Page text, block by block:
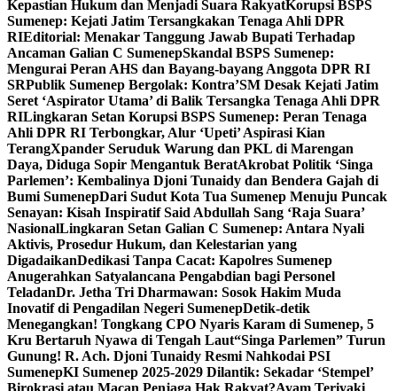
Kepastian Hukum dan Menjadi Suara RakyatKorupsi BSPS
Sumenep: Kejati Jatim Tersangkakan Tenaga Ahli DPR
RIEditorial: Menakar Tanggung Jawab Bupati Terhadap
Ancaman Galian C SumenepSkandal BSPS Sumenep:
Mengurai Peran AHS dan Bayang-bayang Anggota DPR RI
SRPublik Sumenep Bergolak: Kontra’SM Desak Kejati Jatim
Seret ‘Aspirator Utama’ di Balik Tersangka Tenaga Ahli DPR
RILingkaran Setan Korupsi BSPS Sumenep: Peran Tenaga
Ahli DPR RI Terbongkar, Alur ‘Upeti’ Aspirasi Kian
TerangXpander Seruduk Warung dan PKL di Marengan
Daya, Diduga Sopir Mengantuk BeratAkrobat Politik ‘Singa
Parlemen’: Kembalinya Djoni Tunaidy dan Bendera Gajah di
Bumi SumenepDari Sudut Kota Tua Sumenep Menuju Puncak
Senayan: Kisah Inspiratif Said Abdullah Sang ‘Raja Suara’
NasionalLingkaran Setan Galian C Sumenep: Antara Nyali
Aktivis, Prosedur Hukum, dan Kelestarian yang
DigadaikanDedikasi Tanpa Cacat: Kapolres Sumenep
Anugerahkan Satyalancana Pengabdian bagi Personel
TeladanDr. Jetha Tri Dharmawan: Sosok Hakim Muda
Inovatif di Pengadilan Negeri SumenepDetik-detik
Menegangkan! Tongkang CPO Nyaris Karam di Sumenep, 5
Kru Bertaruh Nyawa di Tengah Laut“Singa Parlemen” Turun
Gunung! R. Ach. Djoni Tunaidy Resmi Nahkodai PSI
SumenepKI Sumenep 2025-2029 Dilantik: Sekadar ‘Stempel’